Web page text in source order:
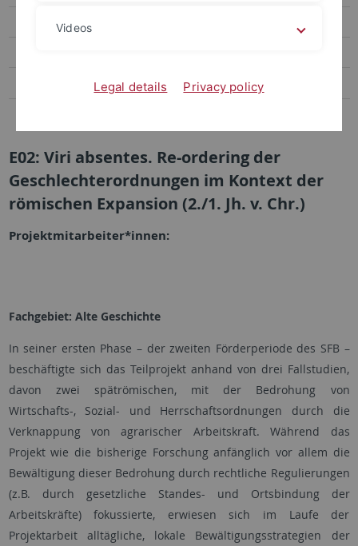
Projekte der 2. Förderphase
E02: Viri absentes. Re-ordering der
Geschlechterordnungen im Kontext der
römischen Expansion (2./1. Jh. v. Chr.)
Projektmitarbeiter*innen:
Fachgebiet: Alte Geschichte
In seiner ersten Phase – der zweiten Förderperiode des SFB –
beschäftigte sich das Teilprojekt anhand von drei Fallstudien,
davon zwei spätrömischen, mit der Bedrohung von
Wirtschafts-, Sozial- und Herrschaftsordnungen durch die
Verknappung von agrarischer Arbeitskraft. Während das
Projekt wie die bisherige Forschung anfänglich vor allem die
Bewältigung dieser Bedrohung durch rechtliche Regulierungen
(z.B. durch gesetzliche Standes- und Ortsbindung der
Arbeitskräfte) fokussierte, erwiesen sich im Laufe der
Projektarbeit alltägliche, lokale Bewältigungsstrategien der
Videos
Legal details Privacy policy